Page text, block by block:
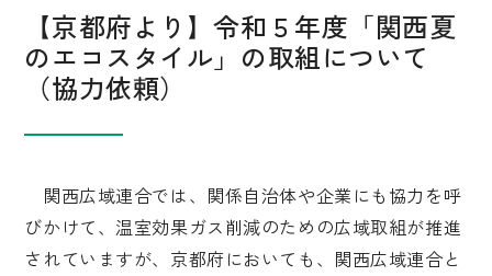
【京都府より】令和５年度「関西夏
のエコスタイル」の取組について
（協力依頼）
関西広域連合では、関係自治体や企業にも協力を呼
びかけて、温室効果ガス削減のための広域取組が推進
されていますが、京都府においても、関西広域連合と